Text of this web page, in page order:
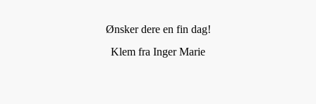
Ønsker dere en fin dag!
Klem fra Inger Marie